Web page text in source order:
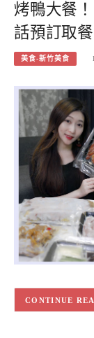
烤鴨大餐
話預訂取餐
美食-新竹美食
CONTINUE